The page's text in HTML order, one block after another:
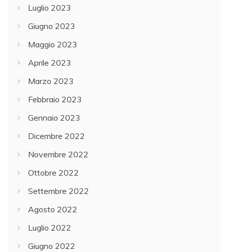
Luglio 2023
Giugno 2023
Maggio 2023
Aprile 2023
Marzo 2023
Febbraio 2023
Gennaio 2023
Dicembre 2022
Novembre 2022
Ottobre 2022
Settembre 2022
Agosto 2022
Luglio 2022
Giugno 2022